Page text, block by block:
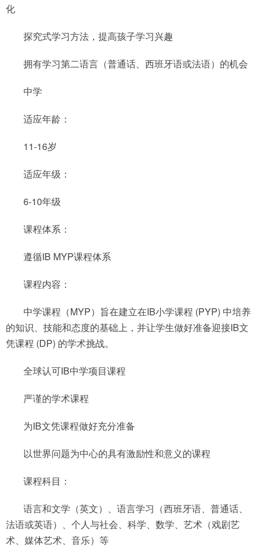
化
探究式学习方法，提高孩子学习兴趣
拥有学习第二语言（普通话、西班牙语或法语）的机会
中学
适应年龄：
11-16岁
适应年级：
6-10年级
课程体系：
遵循IB MYP课程体系
课程内容：
中学课程（MYP）旨在建立在IB小学课程 (PYP) 中培养
的知识、技能和态度的基础上，并让学生做好准备迎接IB文
凭课程 (DP) 的学术挑战。
全球认可IB中学项目课程
严谨的学术课程
为IB文凭课程做好充分准备
以世界问题为中心的具有激励性和意义的课程
课程科目：
语言和文学（英文）、语言学习（西班牙语、普通话、
法语或英语）、个人与社会、科学、数学、艺术（戏剧艺
术、媒体艺术、音乐）等